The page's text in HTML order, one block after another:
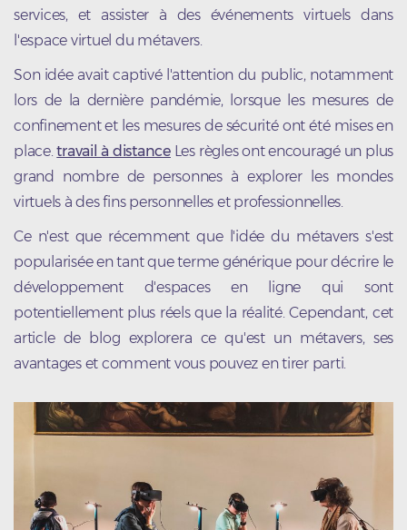
services, et assister à des événements virtuels dans
l'espace virtuel du métavers.
Son idée avait captivé l'attention du public, notamment
lors de la dernière pandémie, lorsque les mesures de
confinement et les mesures de sécurité ont été mises en
place.travail à distanceLes règles ont encouragé un plus
grand nombre de personnes à explorer les mondes
virtuels à des fins personnelles et professionnelles.
Ce n'est que récemment que l'idée du métavers s'est
popularisée en tant que terme générique pour décrire le
développement d'espaces en ligne qui sont
potentiellement plus réels que la réalité. Cependant, cet
article de blog explorera ce qu'est un métavers, ses
avantages et comment vous pouvez en tirer parti.